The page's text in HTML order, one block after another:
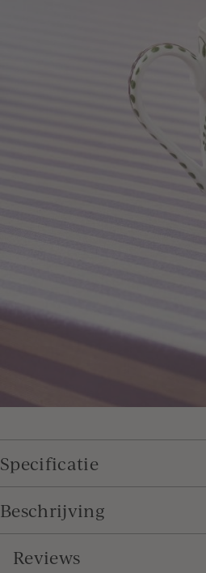
Specificatie
Beschrijving
Reviews